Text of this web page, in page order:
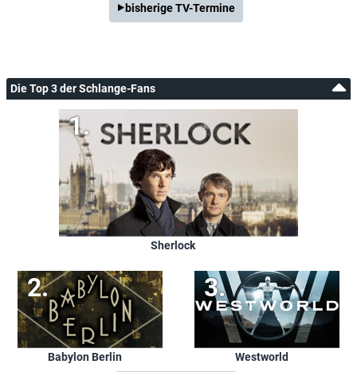
bisherige TV-Termine
Die Top 3 der Schlange-Fans
Sherlock
Babylon Berlin Westworld